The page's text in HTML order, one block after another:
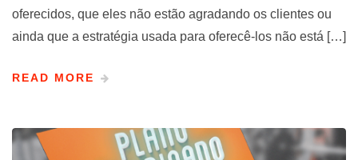
oferecidos, que eles não estão agradando os clientes ou
ainda que a estratégia usada para oferecê-los não está […]
READ MORE